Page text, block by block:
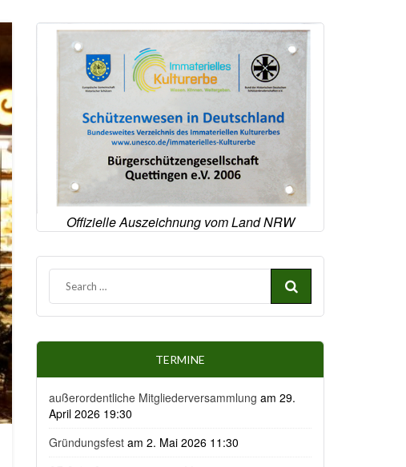
Offizielle Auszeichnung vom Land NRW
TERMINE
außerordentliche Mitgliederversammlung am 29.
April 2026 19:30
Gründungsfest am 2. Mai 2026 11:30